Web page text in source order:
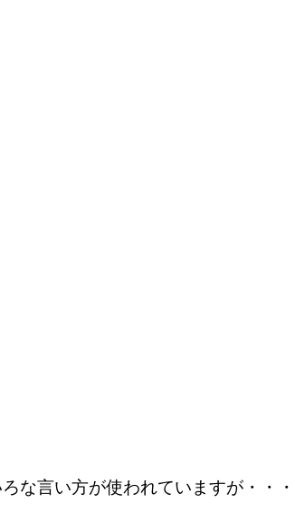
な言い方が使われていますが・・・